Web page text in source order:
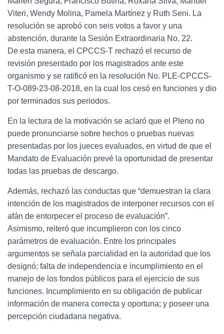
Viteri, Wendy Molina, Pamela Martínez y Ruth Seni. La
resolución se aprobó con seis votos a favor y una
abstención, durante la Sesión Extraordinaria No. 22.
De esta manera, el CPCCS-T rechazó el recurso de
revisión presentado por los magistrados ante este
organismo y se ratificó en la resolución No. PLE-CPCCS-
T-O-089-23-08-2018, en la cual los cesó en funciones y dio
por terminados sus periodos.
En la lectura de la motivación se aclaró que el Pleno no
puede pronunciarse sobre hechos o pruebas nuevas
presentadas por los jueces evaluados, en virtud de que el
Mandato de Evaluación prevé la oportunidad de presentar
todas las pruebas de descargo.
Además, rechazó las conductas que “demuestran la clara
intención de los magistrados de interponer recursos con el
afán de entorpecer el proceso de evaluación”.
Asimismo, reiteró que incumplieron con los cinco
parámetros de evaluación. Entre los principales
argumentos se señala parcialidad en la autoridad que los
designó; falta de independencia e incumplimiento en el
manejo de los fondos públicos para el ejercicio de sus
funciones. Incumplimiento en su obligación de publicar
información de manera correcta y oportuna; y poseer una
percepción ciudadana negativa.